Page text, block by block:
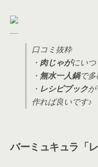
口コミ抜粋
・ 肉じゃがにいつ
・ 無水一人鍋で多
・ レシピブック
作れば良いです♪
バーミュキュラ「レ